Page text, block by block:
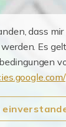
dass
Es